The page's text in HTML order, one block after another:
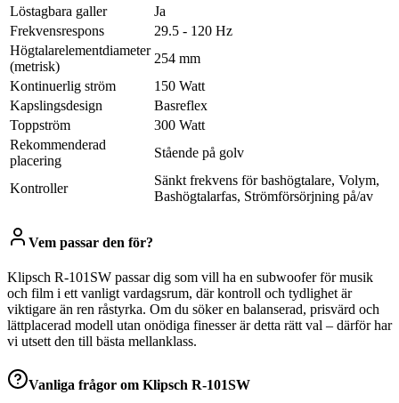
Löstagbara galler
Ja
Frekvensrespons
29.5 - 120 Hz
Högtalarelementdiameter
(metrisk)
254 mm
Kontinuerlig ström
150 Watt
Kapslingsdesign
Basreflex
Toppström
300 Watt
Rekommenderad
placering
Stående på golv
Kontroller
Sänkt frekvens för bashögtalare, Volym,
Bashögtalarfas, Strömförsörjning på/av
Vem passar den för?
Klipsch R-101SW passar dig som vill ha en subwoofer för musik
och film i ett vanligt vardagsrum, där kontroll och tydlighet är
viktigare än ren råstyrka. Om du söker en balanserad, prisvärd och
lättplacerad modell utan onödiga finesser är detta rätt val – därför har
vi utsett den till bästa mellanklass.
Vanliga frågor om Klipsch R-101SW